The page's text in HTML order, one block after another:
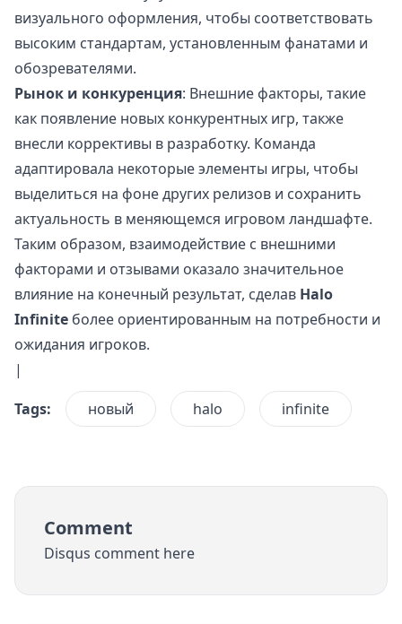
визуального оформления, чтобы соответствовать
высоким стандартам, установленным фанатами и
обозревателями.
Рынок и конкуренция: Внешние факторы, такие
как появление новых конкурентных игр, также
внесли коррективы в разработку. Команда
адаптировала некоторые элементы игры, чтобы
выделиться на фоне других релизов и сохранить
актуальность в меняющемся игровом ландшафте.
Таким образом, взаимодействие с внешними
факторами и отзывами оказало значительное
влияние на конечный результат, сделав Halo
Infinite более ориентированным на потребности и
ожидания игроков.
|
Tags:
новый halo infinite
Comment
Disqus comment here